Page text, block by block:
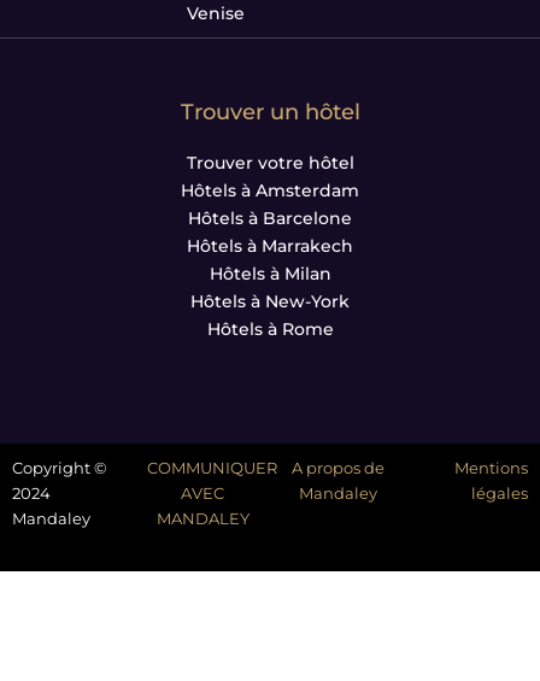
Venise
Trouver un hôtel
Trouver votre hôtel
Hôtels à Amsterdam
Hôtels à Barcelone
Hôtels à Marrakech
Hôtels à Milan
Hôtels à New-York
Hôtels à Rome
Copyright ©
2024
Mandaley
COMMUNIQUER
AVEC
MANDALEY
A propos de
Mandaley
Mentions
légales